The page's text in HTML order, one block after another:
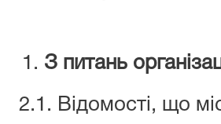
З питань
2.1. Відомості, що